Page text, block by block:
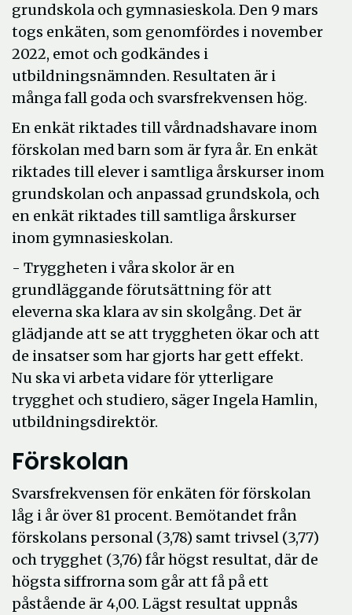
grundskola och gymnasieskola. Den 9 mars
togs enkäten, som genomfördes i november
2022, emot och godkändes i
utbildningsnämnden. Resultaten är i
många fall goda och svarsfrekvensen hög.
En enkät riktades till vårdnadshavare inom
förskolan med barn som är fyra år. En enkät
riktades till elever i samtliga årskurser inom
grundskolan och anpassad grundskola, och
en enkät riktades till samtliga årskurser
inom gymnasieskolan.
- Tryggheten i våra skolor är en
grundläggande förutsättning för att
eleverna ska klara av sin skolgång. Det är
glädjande att se att tryggheten ökar och att
de insatser som har gjorts har gett effekt.
Nu ska vi arbeta vidare för ytterligare
trygghet och studiero, säger Ingela Hamlin,
utbildningsdirektör.
Förskolan
Svarsfrekvensen för enkäten för förskolan
låg i år över 81 procent. Bemötandet från
förskolans personal (3,78) samt trivsel (3,77)
och trygghet (3,76) får högst resultat, där de
högsta siffrorna som går att få på ett
påstående är 4,00. Lägst resultat uppnås